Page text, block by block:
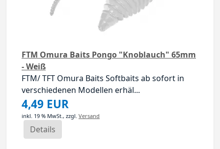
FTM Omura Baits Pongo "Knoblauch" 65mm
- Weiß
FTM/ TFT Omura Baits Softbaits ab sofort in
verschiedenen Modellen erhäl...
4,49 EUR
inkl. 19 % MwSt., zzgl. Versand
Details